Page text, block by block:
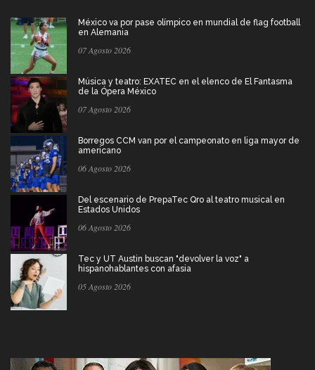
México va por pase olímpico en mundial de flag football
en Alemania
07 Agosto 2026
Música y teatro: EXATEC en el elenco de El Fantasma
de la Ópera México
07 Agosto 2026
Borregos CCM van por el campeonato en liga mayor de
americano
06 Agosto 2026
Del escenario de PrepaTec Qro al teatro musical en
Estados Unidos
06 Agosto 2026
Tec y UT Austin buscan "devolver la voz" a
hispanohablantes con afasia
05 Agosto 2026